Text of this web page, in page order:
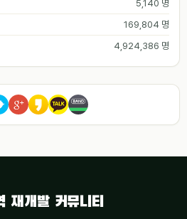
5,140 명
169,804 명
4,924,386 명
재개발 커뮤니티